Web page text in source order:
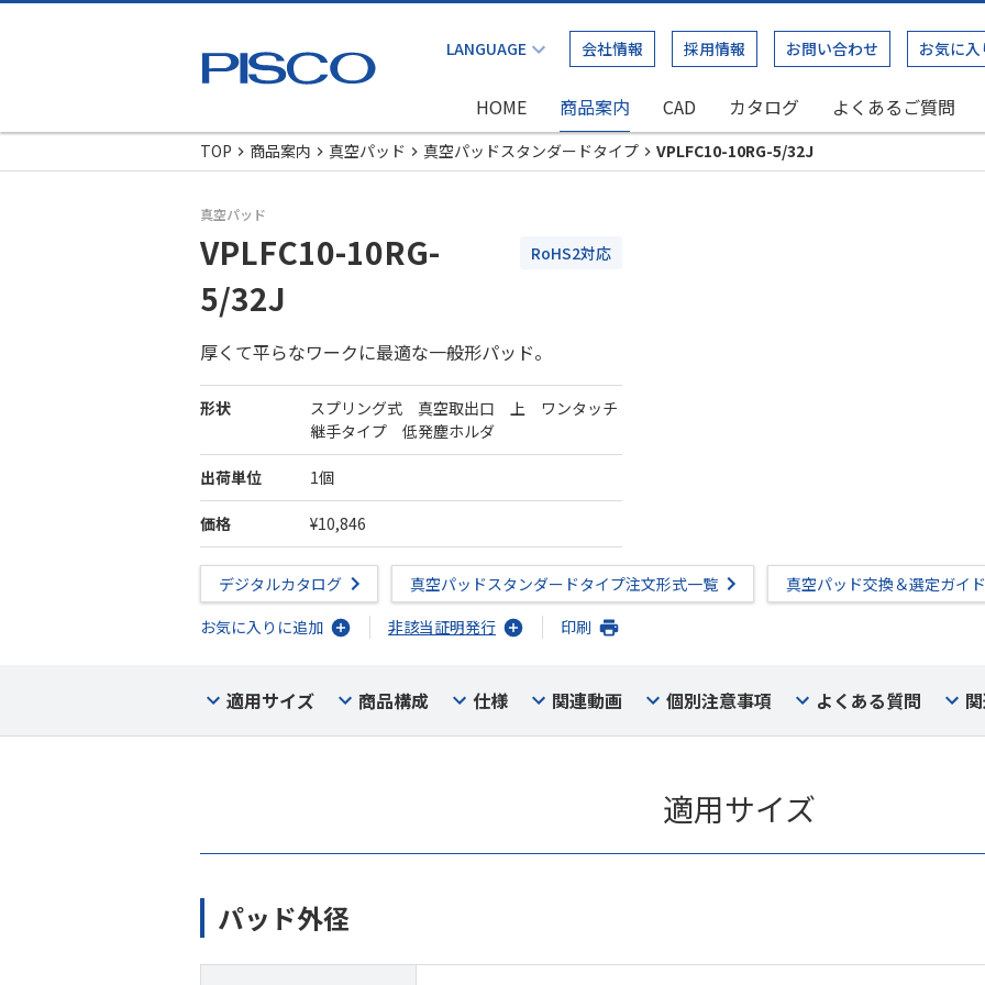
会社情報 採用情報 お問い合わせ お気に入
HOME 商品案内 CAD カタログ よくあるご質問
TOP
商品案内 真空パッド 真空パッドスタンダードタイプ VPLFC10-10RG-5/32J
真空パッド
VPLFC10-10RG-
5/32J
RoHS2対応
厚くて平らなワークに最適な一般形パッド。
形状
スプリング式 真空取出口 上 ワンタッチ
継手タイプ 低発塵ホルダ
出荷単位 1個
価格 ¥10,846
デジタルカタログ 真空パッドスタンダードタイプ注文形式一覧
真空パッド交換＆選定ガイド
お気に入りに追加
非該当証明発行 印刷
適用サイズ 商品構成 仕様 関連動画 個別注意事項 よくある質問
適用サイズ
パッド外径